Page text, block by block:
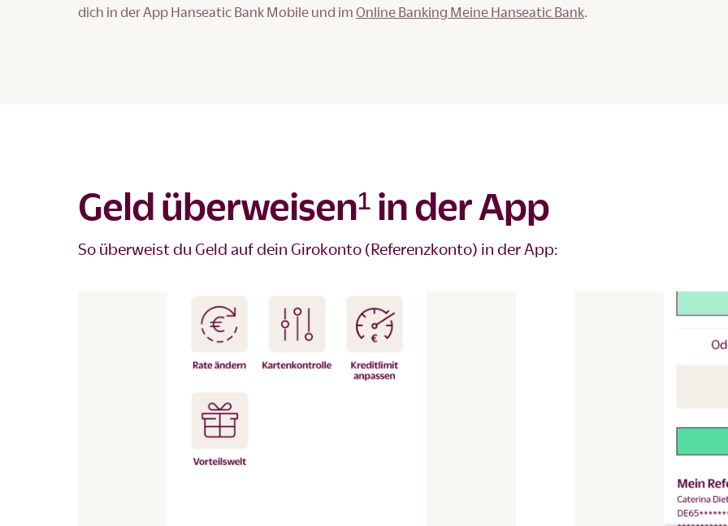
dich in der App Hanseatic Bank Mobile und im Online Banking Meine Hanseatic Bank.
Geld überweisen¹ in der App
So überweist du Geld auf dein Girokonto (Referenzkonto) in der App: